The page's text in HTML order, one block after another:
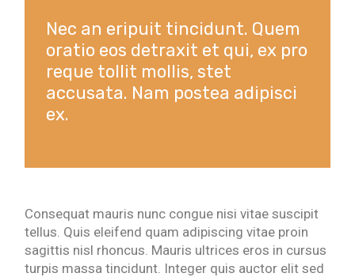
Nec an eripuit tincidunt. Quem
oratio eos detraxit et qui, ex pro
reque tollit mollis, stet
accusata. Nam postea adipisci
ex.
Consequat mauris nunc congue nisi vitae suscipit
tellus. Quis eleifend quam adipiscing vitae proin
sagittis nisl rhoncus. Mauris ultrices eros in cursus
turpis massa tincidunt. Integer quis auctor elit sed